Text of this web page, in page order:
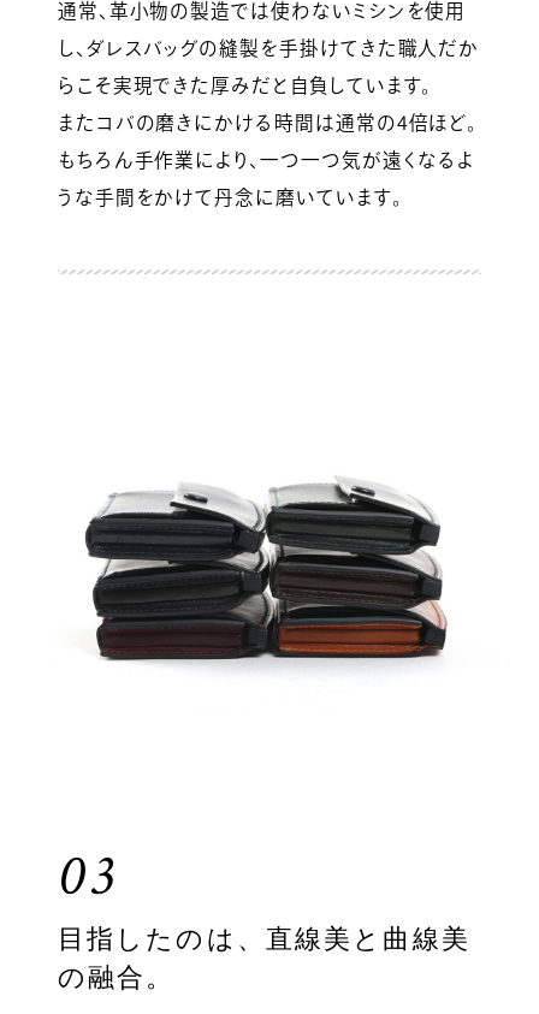
通常、革小物の製造では使わないミシンを使用
し、ダレスバッグの縫製を手掛けてきた職人だか
らこそ実現できた厚みだと自負しています。
またコバの磨きにかける時間は通常の4倍ほど。
もちろん手作業により、一つ一つ気が遠くなるよ
うな手間をかけて丹念に磨いています。
03
目指したのは、直線美と曲線美
の融合。